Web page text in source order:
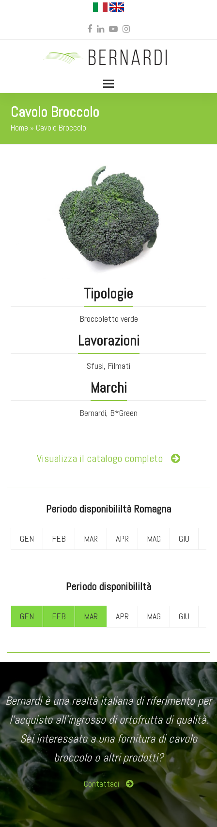
Facebook
LinkedIn
YouTubeInstagram
Cavolo Broccolo
Home » Cavolo Broccolo
Tipologie
Broccoletto verde
Lavorazioni
Sfusi, Filmati
Marchi
Bernardi, B*Green
Visualizza il catalogo completo
Periodo disponibililtà Romagna
GEN FEB MAR APR MAG GIU
Periodo disponibililtà
GEN FEB MAR APR MAG GIU
Bernardi è una realtà italiana di riferimento per
l’acquisto all’ingrosso di ortofrutta di qualità.
Sei interessato a una fornitura di cavolo
broccolo o altri prodotti?
Contattaci